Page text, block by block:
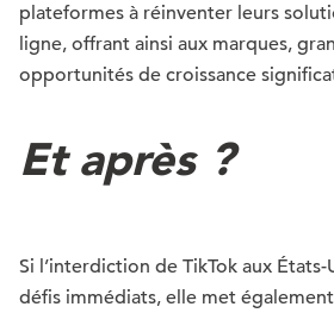
plateformes à réinventer leurs
ligne, offrant ainsi aux marques,
opportunités de croissance
Et après ?
Si l’interdiction de TikTok aux
défis immédiats, elle met